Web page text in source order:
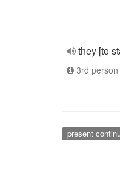
they [to
3rd
present